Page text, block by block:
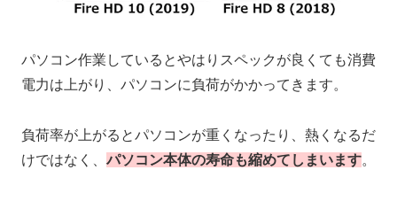
パソコン作業しているとやはりスペックが良くても消費
電力は上がり、パソコンに負荷がかかってきます。
負荷率が上がるとパソコンが重くなったり、熱くなるだ
けではなく、パソコン本体の寿命も縮めてしまいます。